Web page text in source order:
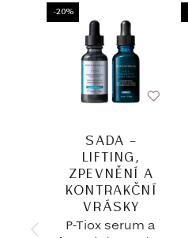
-20%
SADA –
LIFTING,
ZPEVNĚNÍ A
KONTRAKČNÍ
VRÁSKY
P-Tiox serum a